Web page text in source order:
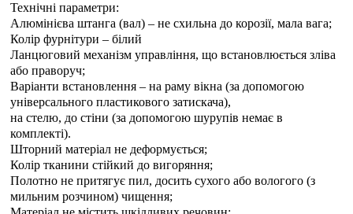
Технічні параметри:
Алюмінієва штанга (вал) – не схильна до корозії, мала вага;
Колір фурнітури – білий
Ланцюговий механізм управління, що встановлюється зліва
або праворуч;
Варіанти встановлення – на раму вікна (за допомогою
універсального пластикового затискача),
на стелю, до стіни (за допомогою шурупів немає в
комплекті).
Шторний матеріал не деформується;
Колір тканини стійкий до вигоряння;
Полотно не притягує пил, досить сухого або вологого (з
мильним розчином) чищення;